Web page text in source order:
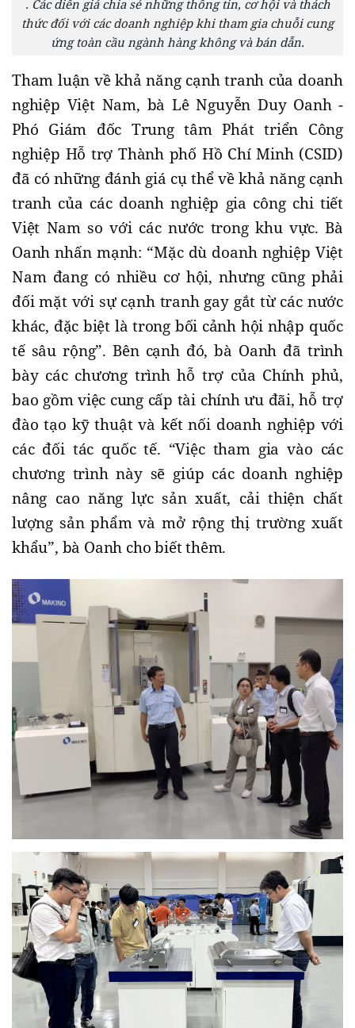
. Các diễn giả chia sẻ những thông tin, cơ hội và thách
thức đối với các doanh nghiệp khi tham gia chuỗi cung
ứng toàn cầu ngành hàng không và bán dẫn.
Tham luận về khả năng cạnh tranh của doanh
nghiệp Việt Nam, bà Lê Nguyễn Duy Oanh -
Phó Giám đốc Trung tâm Phát triển Công
nghiệp Hỗ trợ Thành phố Hồ Chí Minh (CSID)
đã có những đánh giá cụ thể về khả năng cạnh
tranh của các doanh nghiệp gia công chi tiết
Việt Nam so với các nước trong khu vực. Bà
Oanh nhấn mạnh: “Mặc dù doanh nghiệp Việt
Nam đang có nhiều cơ hội, nhưng cũng phải
đối mặt với sự cạnh tranh gay gắt từ các nước
khác, đặc biệt là trong bối cảnh hội nhập quốc
tế sâu rộng”. Bên cạnh đó, bà Oanh đã trình
bày các chương trình hỗ trợ của Chính phủ,
bao gồm việc cung cấp tài chính ưu đãi, hỗ trợ
đào tạo kỹ thuật và kết nối doanh nghiệp với
các đối tác quốc tế. “Việc tham gia vào các
chương trình này sẽ giúp các doanh nghiệp
nâng cao năng lực sản xuất, cải thiện chất
lượng sản phẩm và mở rộng thị trường xuất
khẩu”, bà Oanh cho biết thêm.